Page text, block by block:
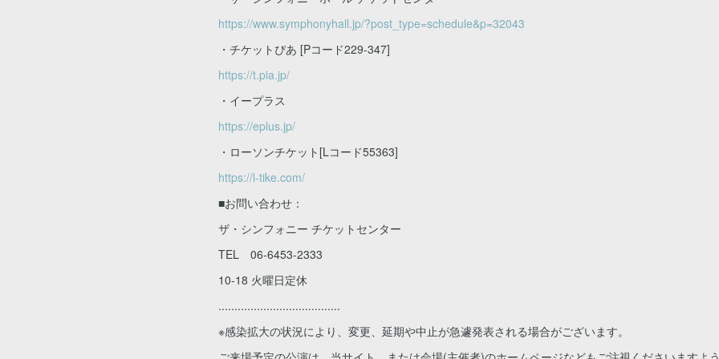
https://www.symphonyhall.jp/?post_type=schedule&p=32043
・チケットぴあ [Pコード229-347]
https://t.pia.jp/
・イープラス
https://eplus.jp/
・ローソンチケット[Lコード55363]
https://l-tike.com/
■お問い合わせ：
ザ・シンフォニー チケットセンター
TEL 06-6453-2333
10-18 火曜日定休
......................................
※感染拡大の状況により、変更、延期や中止が急遽発表される場合がございます。